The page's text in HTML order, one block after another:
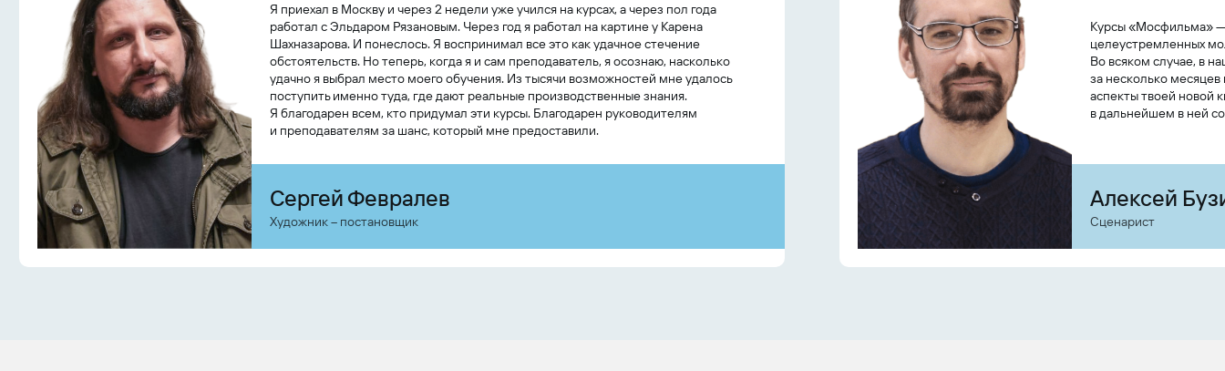
Я приехал в Москву и через 2 недели уже учился на курсах, а через пол года
работал с Эльдаром Рязановым. Через год я работал на картине у Карена
Шахназарова. И понеслось. Я воспринимал все это как удачное стечение
обстоятельств. Но теперь, когда я и сам преподаватель, я осознаю, насколько
удачно я выбрал место моего обучения. Из тысячи возможностей мне удалось
поступить именно туда, где дают реальные производственные знания.
Я благодарен всем, кто придумал эти курсы. Благодарен руководителям
и преподавателям за шанс, который мне предоставили.
Сергей Февралев
Художник – постановщик
Курсы «Мосфильма» —
целеустремленных
Во всяком случае, в
за несколько
аспекты твоей новой
в дальнейшем в ней
Алексей
Сценарист